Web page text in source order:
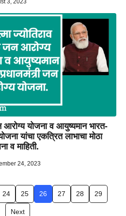
आरोग्य योजना व आयुष्यमान भारत-
यांचा एकत्रित लाभाचा मोठा
व माहिती.
24, 2023
24 25 26 27 28 29
Next